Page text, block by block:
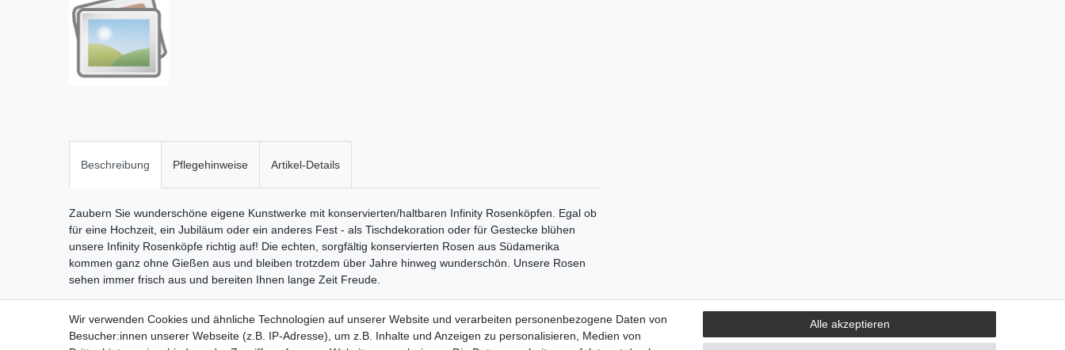
Beschreibung Pflegehinweise Artikel-Details
Zaubern Sie wunderschöne eigene Kunstwerke mit konservierten/haltbaren Infinity Rosenköpfen. Egal ob
für eine Hochzeit, ein Jubiläum oder ein anderes Fest - als Tischdekoration oder für Gestecke blühen
unsere Infinity Rosenköpfe richtig auf! Die echten, sorgfältig konservierten Rosen aus Südamerika
kommen ganz ohne Gießen aus und bleiben trotzdem über Jahre hinweg wunderschön. Unsere Rosen
sehen immer frisch aus und bereiten Ihnen lange Zeit Freude.
Wir verwenden Cookies und ähnliche Technologien auf unserer Website und verarbeiten personenbezogene Daten von
Besucher:innen unserer Webseite (z.B. IP-Adresse), um z.B. Inhalte und Anzeigen zu personalisieren, Medien von
Alle akzeptieren